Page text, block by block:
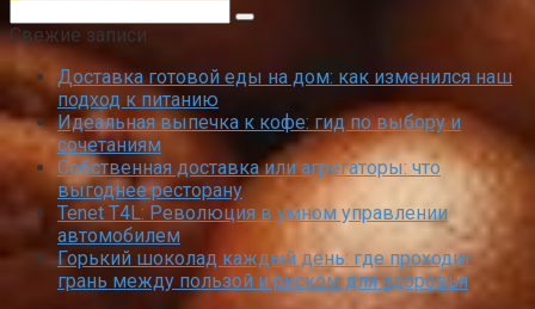
Свежие записи
Доставка готовой еды на дом: как изменился наш
подход к питанию
Идеальная выпечка к кофе: гид по выбору и
сочетаниям
Собственная доставка или агрегаторы: что
выгоднее ресторану
Tenet T4L: Революция в умном управлении
автомобилем
Горький шоколад каждый день: где проходит
грань между пользой и риском для здоровья